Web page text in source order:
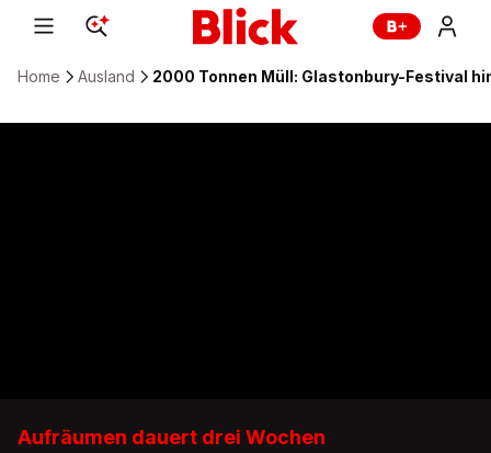
Home Ausland 2000 Tonnen Müll: Glastonbury-Festival
Aufräumen dauert drei Wochen